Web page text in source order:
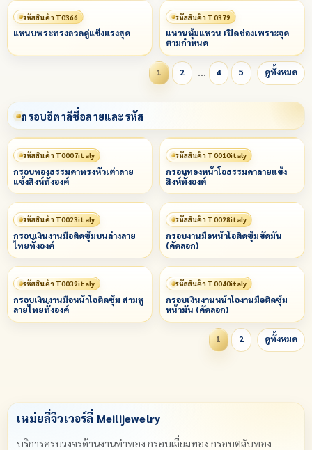
รหัสสินค้า T0366
แหนบพระทรงลวดคู่แข็งแรงสุด
รหัสสินค้า T0379
แหวนหุ้มแหวน เปิดช่องเพราะจุด
ตามกำหนด
1 2 … 4 5 ดูทั้งหมด
กรอบอิตาลีชื่อลายและรหัส
รหัสสินค้า T0007italy
กรอบทองธรรมดาทรงหัวเต่าลาย
แข้งสิงห์ทั้งองค์
รหัสสินค้า T0010italy
กรอบทองหน้าโอธรรมดาลายแข้ง
สิงห์ทั้งองค์
รหัสสินค้า T0023italy
กรอบเงินงานมือติดซุ้มบนล่างลาย
ไทยทั้งองค์
รหัสสินค้า T0028italy
กรอบงานมือหน้าโอติดซุ้มขัดมัน
(คัดลอก)
รหัสสินค้า T0039italy
กรอบเงินงานมือหน้าโอติดซุ้ม สามหู
ลายไทยทั้งองค์
รหัสสินค้า T0040italy
กรอบเงินงานหน้าโองานมือติดซุ้ม
หน้ามัน (คัดลอก)
1 2 ดูทั้งหมด
เหม่ยลี่จิวเวอร์ลี่ Meilijewelry
บริการครบวงจรด้านงานทำทอง กรอบเลี่ยมทอง กรอบตลับทอง